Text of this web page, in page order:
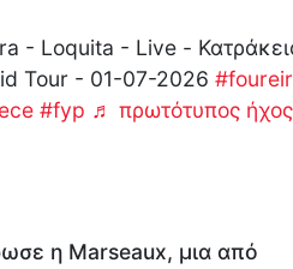
- Loquita - Live -
Tour - 01-07-2026
#fyp ♬ πρωτότυπος
η Marseaux, μια από